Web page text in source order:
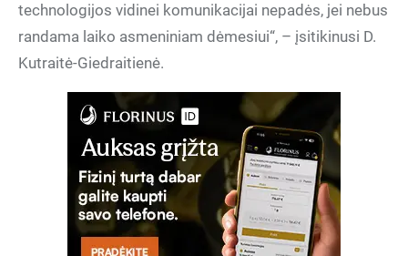
technologijos vidinei komunikacijai nepadės, jei nebus
randama laiko asmeniniam dėmesiui“, – įsitikinusi D.
Kutraitė-Giedraitienė.